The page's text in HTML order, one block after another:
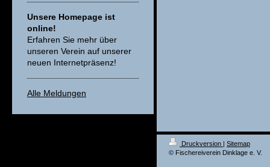
Unsere Homepage ist
online!
Erfahren Sie mehr über
unseren Verein auf unserer
neuen Internetpräsenz!
Alle Meldungen
Druckversion
Sitemap
© Fischereiverein Dinklage e. V.